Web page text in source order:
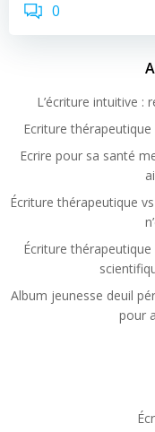
0
L’écriture intuitive :
Ecriture
Ecrire pour sa santé
Écriture thérapeutique
Écriture
Album jeunesse deuil
pour